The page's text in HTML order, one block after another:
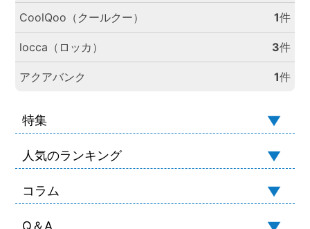
CoolQoo（クールクー） 1件
locca（ロッカ） 3件
アクアバンク 1件
特集
人気のランキング
コラム
Q＆A